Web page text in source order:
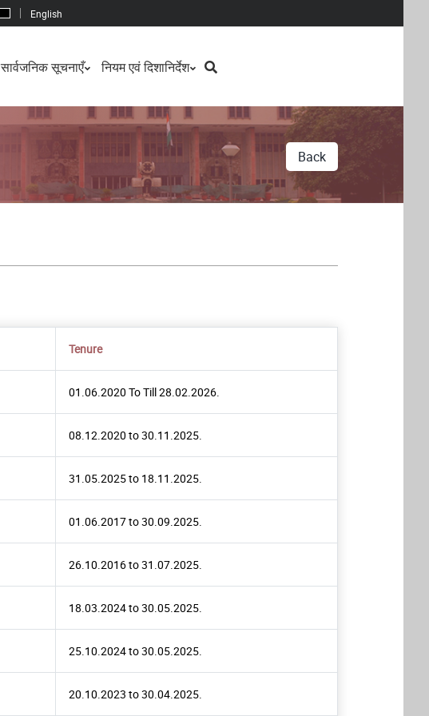
English
सार्वजनिक सूचनाएँ नियम एवं दिशानिर्देश
Back
Tenure
01.06.2020 To Till 28.02.2026.
08.12.2020 to 30.11.2025.
31.05.2025 to 18.11.2025.
01.06.2017 to 30.09.2025.
26.10.2016 to 31.07.2025.
18.03.2024 to 30.05.2025.
25.10.2024 to 30.05.2025.
20.10.2023 to 30.04.2025.